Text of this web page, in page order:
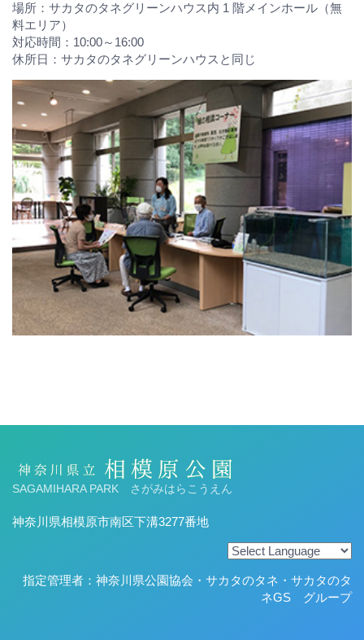
場所：サカタのタネグリーンハウス内 1 階メインホール（無
料エリア）
対応時間：10:00～16:00
休所日：サカタのタネグリーンハウスと同じ
SAGAMIHARA PARK さがみはらこうえん
神奈川県相模原市南区下溝3277番地
指定管理者：神奈川県公園協会・サカタのタネ・サカタのタ
ネGS グループ